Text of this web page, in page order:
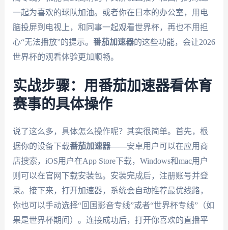
一起为喜欢的球队加油。或者你在日本的办公室，用电
脑投屏到电视上，和同事一起观看世界杯，再也不用担
心“无法播放”的提示。 番茄加速器的这些功能，会让2026
世界杯的观看体验更加顺畅。
实战步骤：用番茄加速器看体育
赛事的具体操作
说了这么多，具体怎么操作呢？其实很简单。首先，根
据你的设备下载番茄加速器——安卓用户可以在应用商
店搜索，iOS用户在App Store下载，Windows和mac用户
则可以在官网下载安装包。安装完成后，注册账号并登
录。接下来，打开加速器，系统会自动推荐最优线路，
你也可以手动选择“回国影音专线”或者“世界杯专线”（如
果是世界杯期间）。连接成功后，打开你喜欢的直播平